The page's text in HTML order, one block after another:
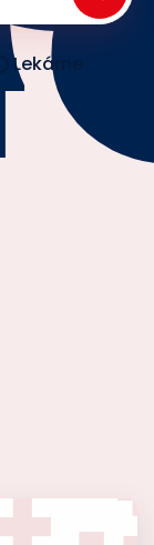
Lekárne